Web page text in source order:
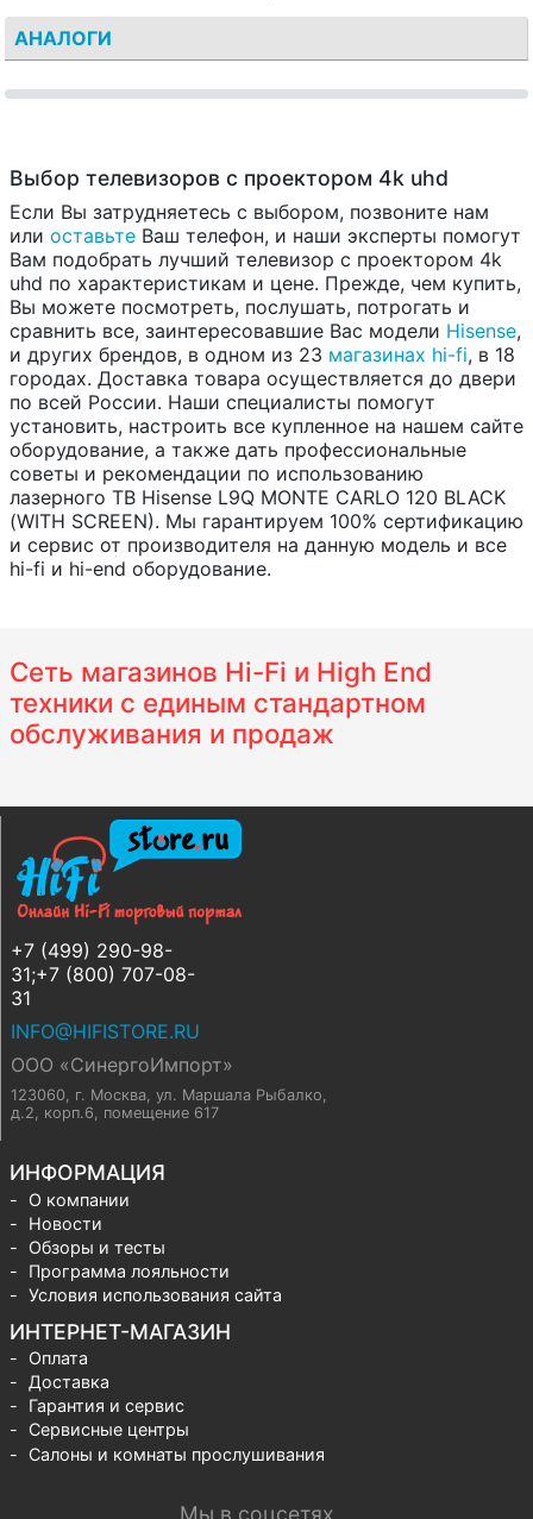
АНАЛОГИ
Выбор телевизоров с проектором 4k uhd
Если Вы затрудняетесь с выбором, позвоните нам
или оставьте Ваш телефон, и наши эксперты помогут
Вам подобрать лучший телевизор с проектором 4k
uhd по характеристикам и цене. Прежде, чем купить,
Вы можете посмотреть, послушать, потрогать и
сравнить все, заинтересовавшие Вас модели Hisense,
и других брендов, в одном из 23 магазинах hi-fi, в 18
городах. Доставка товара осуществляется до двери
по всей России. Наши специалисты помогут
установить, настроить все купленное на нашем сайте
оборудование, а также дать профессиональные
советы и рекомендации по использованию
лазерного ТВ Hisense L9Q MONTE CARLO 120 BLACK
(WITH SCREEN). Мы гарантируем 100% сертификацию
и сервис от производителя на данную модель и все
hi-fi и hi-end оборудование.
Сеть магазинов Hi-Fi и High End
техники с единым стандартном
обслуживания и продаж
+7 (499) 290-98-
31;+7 (800) 707-08-
31
INFO@HIFISTORE.RU
ООО «СинергоИмпорт»
123060, г. Москва, ул. Маршала Рыбалко,
д.2, корп.6, помещение 617
ИНФОРМАЦИЯ
О компании
Новости
Обзоры и тесты
Программа лояльности
Условия использования сайта
ИНТЕРНЕТ-МАГАЗИН
Оплата
Доставка
Гарантия и сервис
Сервисные центры
Салоны и комнаты прослушивания
Мы в соцсетях